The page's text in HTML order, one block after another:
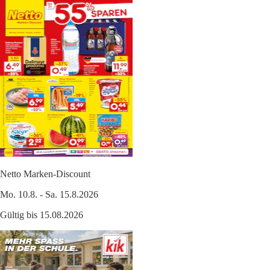
Netto Marken-Discount
Mo. 10.8. - Sa. 15.8.2026
Gültig bis 15.08.2026